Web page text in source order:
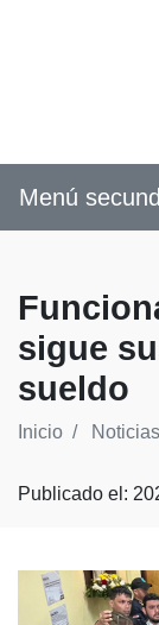
Menú
sigue
sueldo
Inicio Noticias
Publicado el: